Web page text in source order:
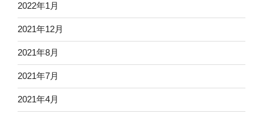
2022年1月
2021年12月
2021年8月
2021年7月
2021年4月